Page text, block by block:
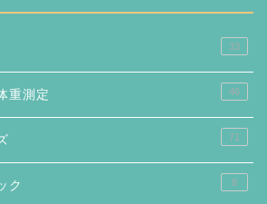
33
重測定 46
71
ク 8